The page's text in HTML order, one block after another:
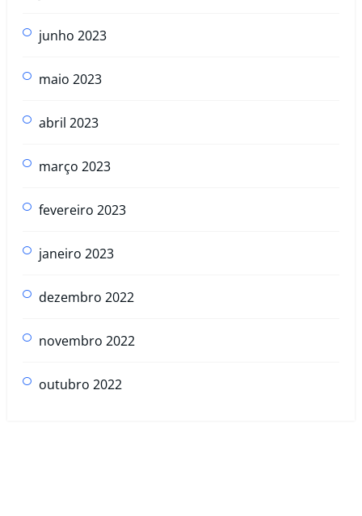
junho 2023
maio 2023
abril 2023
março 2023
fevereiro 2023
janeiro 2023
dezembro 2022
novembro 2022
outubro 2022